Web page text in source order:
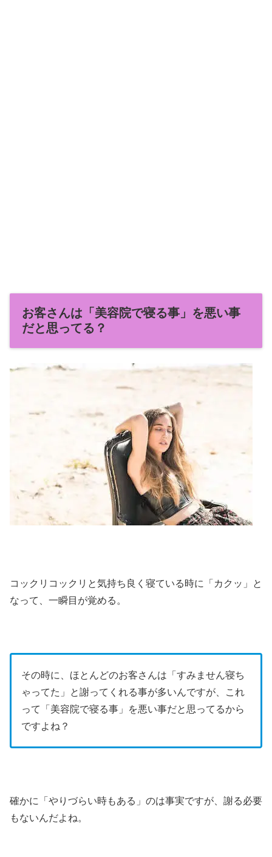
お客さんは「美容院で寝る事」を悪い事
だと思ってる？
コックリコックリと気持ち良く寝ている時に「カクッ」と
なって、一瞬目が覚める。
その時に、ほとんどのお客さんは「すみません寝ち
ゃってた」と謝ってくれる事が多いんですが、これ
って「美容院で寝る事」を悪い事だと思ってるから
ですよね？
確かに「やりづらい時もある」のは事実ですが、謝る必要
もないんだよね。